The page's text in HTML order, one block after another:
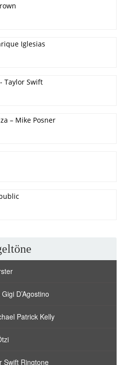
Iglesias
Taylor Swift
– Mike Posner
D’Agostino
Patrick Kelly
Swift Ringtone